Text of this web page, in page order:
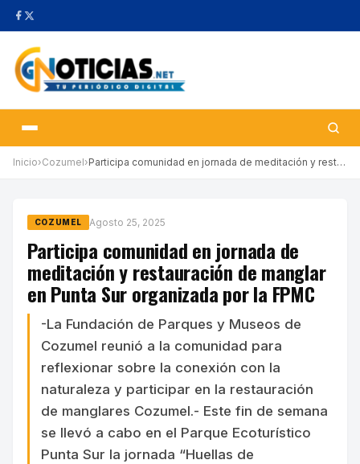
Inicio›Cozumel › Participa comunidad en jornada de meditación y restauración de m…
COZUMEL Agosto 25, 2025
Participa comunidad en jornada de
meditación y restauración de manglar
en Punta Sur organizada por la FPMC
-La Fundación de Parques y Museos de
Cozumel reunió a la comunidad para
reflexionar sobre la conexión con la
naturaleza y participar en la restauración
de manglares Cozumel.- Este fin de semana
se llevó a cabo en el Parque Ecoturístico
Punta Sur la jornada “Huellas de